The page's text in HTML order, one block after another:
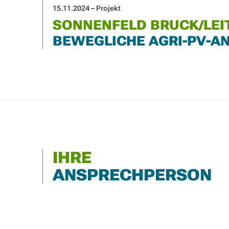
15.11.2024 – Projekt
SONNENFELD BRUCK/
BEWEGLICHE AGRI-PV-
IHRE
ANSPRECHPERSON